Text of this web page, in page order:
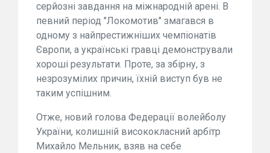
серйозні завдання на міжнародній арені. В
певний період "Локомотив" змагався в
одному з найпрестижніших чемпіонатів
Європи, а українські гравці демонстрували
хороші результати. Проте, за збірну, з
незрозумілих причин, їхній виступ був не
таким успішним.
Отже, новий голова Федерації волейболу
України, колишній висококласний арбітр
Михайло Мельник, взяв на себе